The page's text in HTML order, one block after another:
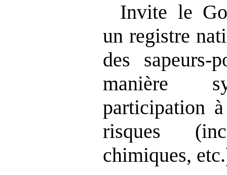
Invite le
un registre
des
manière
participation
risques
chimiques,